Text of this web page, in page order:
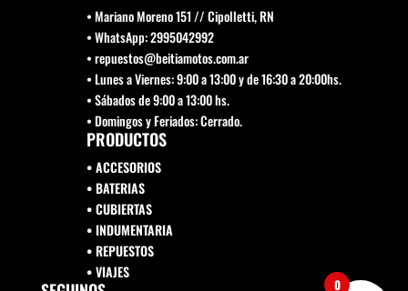
• Mariano Moreno 151 // Cipolletti, RN
• WhatsApp: 2995042992
• repuestos@beitiamotos.com.ar
• Lunes a Viernes: 9:00 a 13:00 y de 16:30 a 20:00hs.
• Sábados de 9:00 a 13:00 hs.
• Domingos y Feriados: Cerrado.
PRODUCTOS
• ACCESORIOS
• BATERIAS
• CUBIERTAS
• INDUMENTARIA
• REPUESTOS
•VIAJES
0